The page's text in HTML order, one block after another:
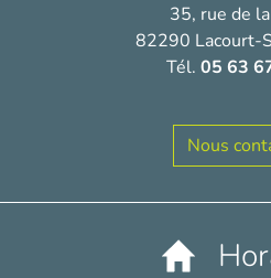
35, rue de
82290 Lacourt-
Tél. 05 63
Nous